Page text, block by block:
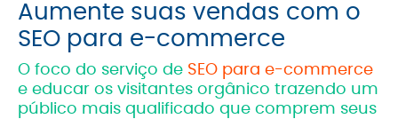
Aumente suas vendas com o
SEO para e-commerce
O foco do serviço de SEO para e-commerce
e educar os visitantes orgânico trazendo um
público mais qualificado que comprem seus